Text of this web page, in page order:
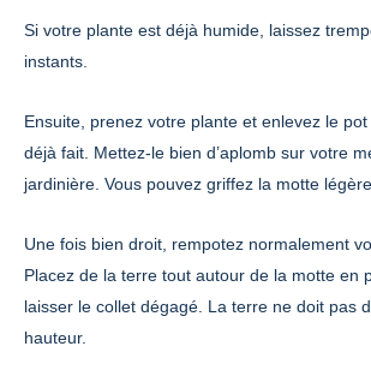
Si votre plante est déjà humide, laissez
instants.
Ensuite, prenez votre plante et enlevez le pot
déjà fait. Mettez-le bien d’aplomb sur votre
jardinière. Vous pouvez griffez la motte
Une fois bien droit, rempotez normalement
Placez de la terre tout autour de la motte en
laisser le collet dégagé. La terre ne doit pas
hauteur.